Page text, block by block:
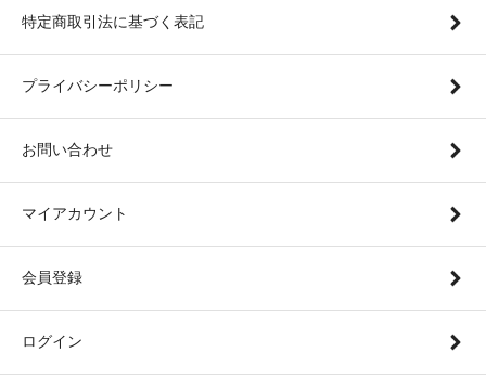
特定商取引法に基づく表記
プライバシーポリシー
お問い合わせ
マイアカウント
会員登録
ログイン